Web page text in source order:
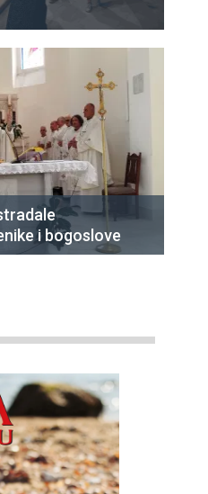
i bogoslove